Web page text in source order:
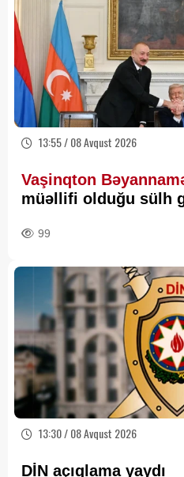
13:55 / 08 Avqust 2026
Vaşinqton
müəllifi olduğu sülh
99
13:30 / 08 Avqust 2026
DİN açıqlama yaydı